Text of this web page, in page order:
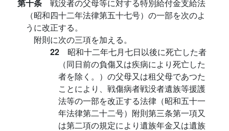
第十条 戦没者の父母等に対する特別給付金支給法
（昭和四十二年法律第五十七号）の一部を次のよ
うに改正する。
附則に次の三項を加える。
22 昭和十二年七月七日以後に死亡した者
（同日前の負傷又は疾病により死亡した
者を除く。）の父母又は租父母であつた
ことにより、戦傷病者戦没者遺族等援護
法等の一部を改正する法律（昭和五十一
年法律第二十二号）附則第三条第一項又
は第二項の規定により遺族年金又は遺族